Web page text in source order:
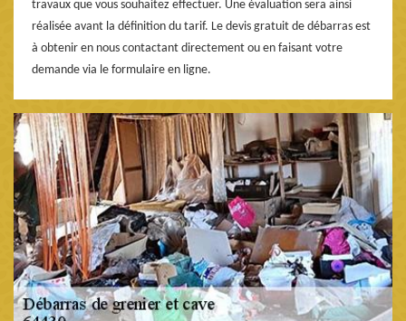
travaux que vous souhaitez effectuer. Une évaluation sera ainsi
réalisée avant la définition du tarif. Le devis gratuit de débarras est
à obtenir en nous contactant directement ou en faisant votre
demande via le formulaire en ligne.